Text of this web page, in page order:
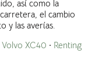
así como la
el cambio
y las averías.
XC40 · Renting